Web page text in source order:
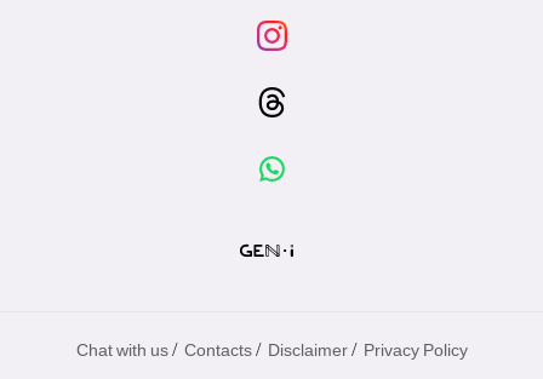
Chat with us / Contacts / Disclaimer / Privacy Policy